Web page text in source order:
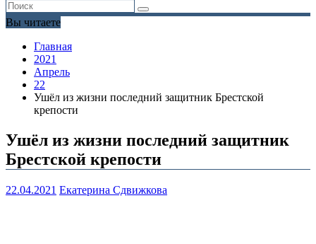
Вы читаете
Главная
2021
Апрель
22
Ушёл из жизни последний защитник Брестской
крепости
Ушёл из жизни последний защитник
Брестской крепости
22.04.2021 Екатерина Сдвижкова